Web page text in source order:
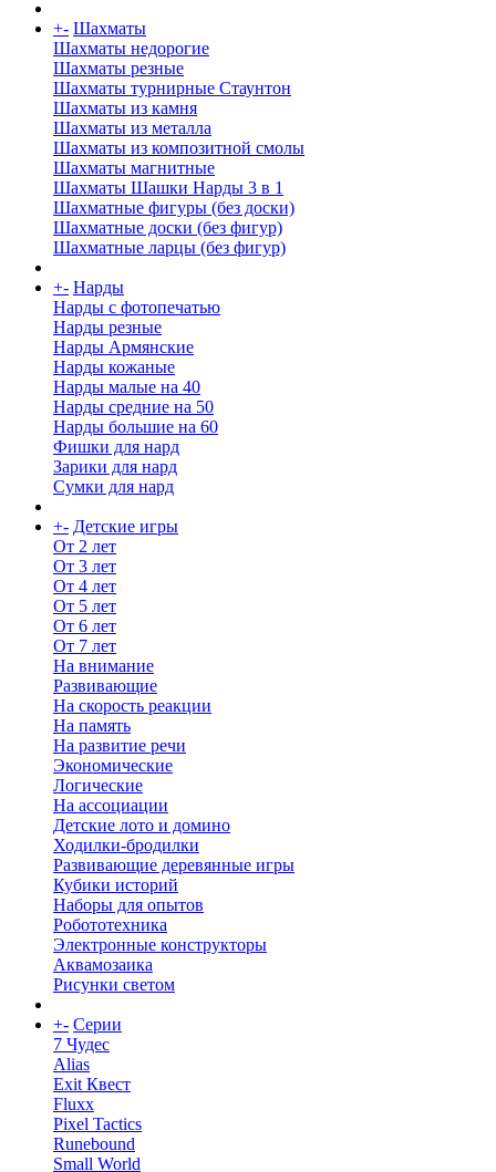
+- Шахматы
Шахматы недорогие
Шахматы резные
Шахматы турнирные Стаунтон
Шахматы из камня
Шахматы из металла
Шахматы из композитной смолы
Шахматы магнитные
Шахматы Шашки Нарды 3 в 1
Шахматные фигуры (без доски)
Шахматные доски (без фигур)
Шахматные ларцы (без фигур)
+- Нарды
Нарды с фотопечатью
Нарды резные
Нарды Армянские
Нарды кожаные
Нарды малые на 40
Нарды средние на 50
Нарды большие на 60
Фишки для нард
Зарики для нард
Сумки для нард
+- Детские игры
От 2 лет
От 3 лет
От 4 лет
От 5 лет
От 6 лет
От 7 лет
На внимание
Развивающие
На скорость реакции
На память
На развитие речи
Экономические
Логические
На ассоциации
Детские лото и домино
Ходилки-бродилки
Развивающие деревянные игры
Кубики историй
Наборы для опытов
Робототехника
Электронные конструкторы
Аквамозаика
Рисунки светом
+- Серии
7 Чудес
Alias
Exit Квест
Fluxx
Pixel Tactics
Runebound
Small World